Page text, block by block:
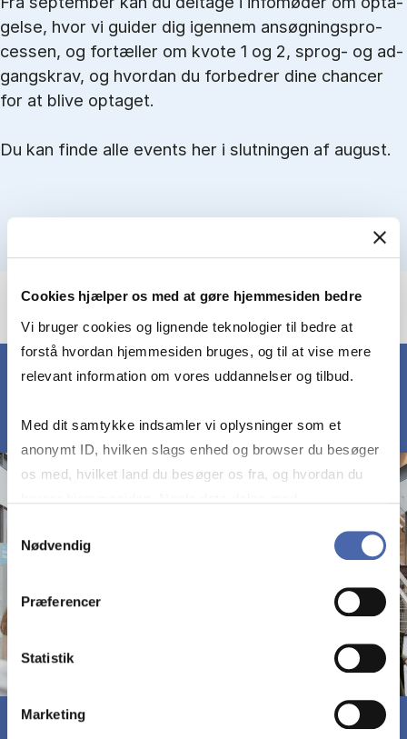
Cookies hjælper os med at gøre hjemmesiden bedre
Vi bruger cookies og lignende teknologier til bedre at
forstå hvordan hjemmesiden bruges, og til at vise mere
relevant information om vores uddannelser og tilbud.
Med dit samtykke indsamler vi oplysninger som et
anonymt ID, hvilken slags enhed og browser du besøger
os med, hvilket land du besøger os fra, og hvordan du
markedsføring. Du bestemmer selv - og kan altid trække
Nødvendig
Præferencer
Statistik
Marketing
gel­se, hvor vi gu­i­der dig igen­nem an­søg­nings­pro­
ces­sen, og for­tæl­ler om kvo­te 1 og 2, sprog- og ad­
gangs­krav, og hvordan du forbedrer dine chancer
for at blive optaget.
Du kan finde alle events her i slutningen af august.